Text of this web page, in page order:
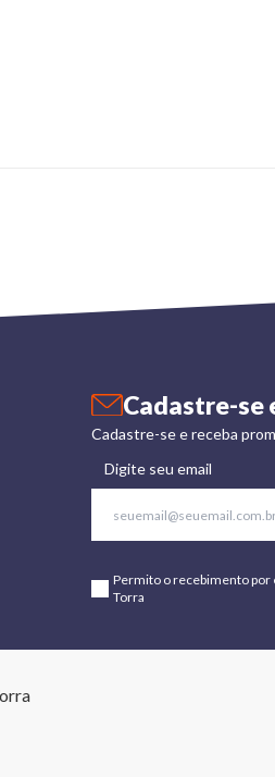
Cadastre-se
Cadastre-se e receba
Digite seu email
Permito o recebimento por
Torra